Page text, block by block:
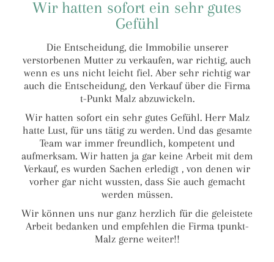
Wir hatten sofort ein sehr gutes
Gefühl
Die Entscheidung, die Immobilie unserer
verstorbenen Mutter zu verkaufen, war richtig, auch
wenn es uns nicht leicht fiel. Aber sehr richtig war
auch die Entscheidung, den Verkauf über die Firma
t-Punkt Malz abzuwickeln.
Wir hatten sofort ein sehr gutes Gefühl. Herr Malz
hatte Lust, für uns tätig zu werden. Und das gesamte
Team war immer freundlich, kompetent und
aufmerksam. Wir hatten ja gar keine Arbeit mit dem
Verkauf, es wurden Sachen erledigt , von denen wir
vorher gar nicht wussten, dass Sie auch gemacht
werden müssen.
Wir können uns nur ganz herzlich für die geleistete
Arbeit bedanken und empfehlen die Firma tpunkt-
Malz gerne weiter!!